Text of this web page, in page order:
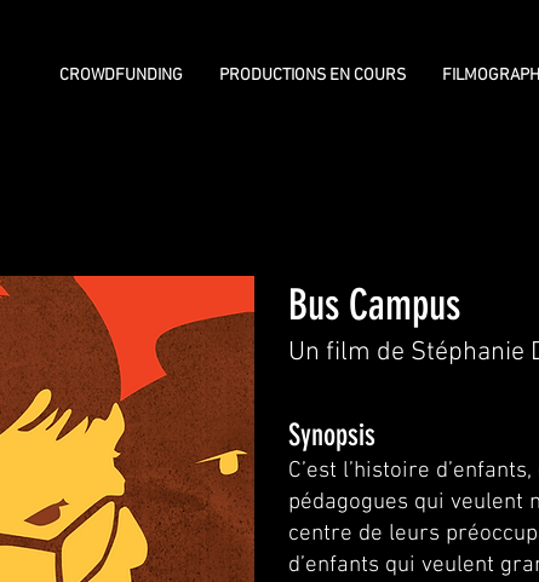
CROWDFUNDING PRODUCTIONS EN COURS
Bus Campus
Un film de Stéphanie
Synopsis
C’est l’histoire
pédagogues qui veulent
centre de leurs
d’enfants qui veulent